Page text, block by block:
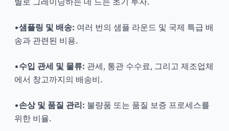
•샘플링 및 배송: 여러 번의 샘플 라운드 및 국제 특급 배
송과 관련된 비용.
•수입 관세 및 물류: 관세, 통관 수수료, 그리고 제조업체
에서 창고까지의 배송비.
•손상 및 품질 관리: 불량품 또는 품질 보증 프로세스를
위한 비율.